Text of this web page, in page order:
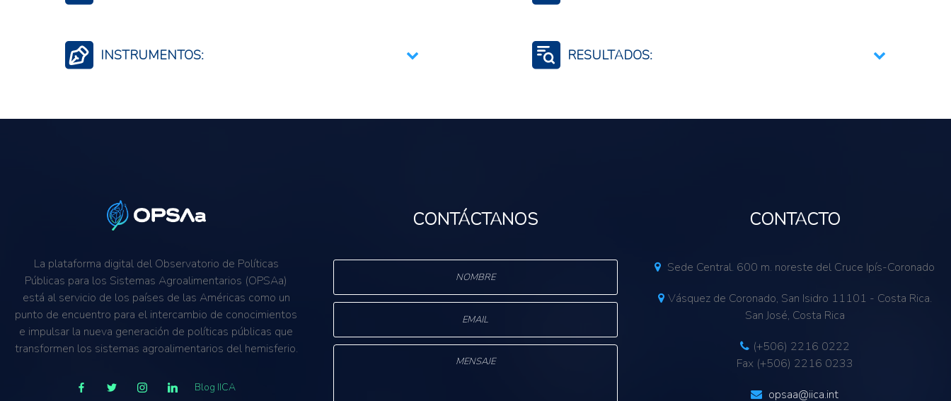
Exportadores
Instituciones públicas
INSTRUMENTOS: RESULTADOS:
La plataforma digital del Observatorio de Políticas
Públicas para los Sistemas Agroalimentarios (OPSAa)
está al servicio de los países de las Américas como un
punto de encuentro para el intercambio de conocimientos
e impulsar la nueva generación de políticas públicas que
transformen los sistemas agroalimentarios del hemisferio.
Blog IICA
CONTÁCTANOS CONTACTO
Sede Central. 600 m. noreste del Cruce Ipís-Coronado
Vásquez de Coronado, San Isidro 11101 - Costa Rica.
San José, Costa Rica
(+506) 2216 0222
Fax (+506) 2216 0233
opsaa@iica.int